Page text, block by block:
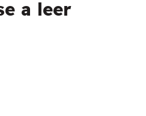
a leer